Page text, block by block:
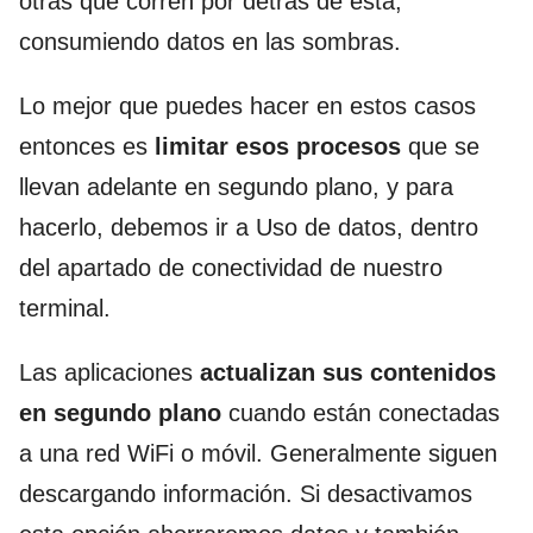
consumiendo datos en las sombras.
Lo mejor que puedes hacer en estos casos
entonces es limitar esos procesos que se
llevan adelante en segundo plano, y para
hacerlo, debemos ir a Uso de datos, dentro
del apartado de conectividad de nuestro
terminal.
Las aplicaciones actualizan sus contenidos
en segundo plano cuando están conectadas
a una red WiFi o móvil. Generalmente siguen
descargando información. Si desactivamos